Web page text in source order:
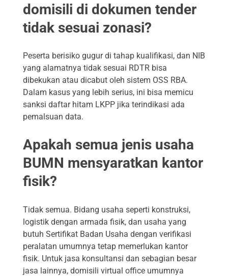
domisili di dokumen tender
tidak sesuai zonasi?
Peserta berisiko gugur di tahap kualifikasi, dan NIB
yang alamatnya tidak sesuai RDTR bisa
dibekukan atau dicabut oleh sistem OSS RBA.
Dalam kasus yang lebih serius, ini bisa memicu
sanksi daftar hitam LKPP jika terindikasi ada
pemalsuan data.
Apakah semua jenis usaha
BUMN mensyaratkan kantor
fisik?
Tidak semua. Bidang usaha seperti konstruksi,
logistik dengan armada fisik, dan usaha yang
butuh Sertifikat Badan Usaha dengan verifikasi
peralatan umumnya tetap memerlukan kantor
fisik. Untuk jasa konsultansi dan sebagian besar
jasa lainnya, domisili virtual office umumnya